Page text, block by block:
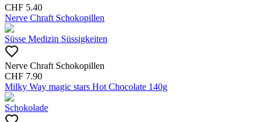
CHF 5.40
Nerve Chraft Schokopillen
Süsse Medizin Süssigkeiten
Nerve Chraft Schokopillen
CHF 7.90
Milky Way magic stars Hot Chocolate 140g
Schokolade